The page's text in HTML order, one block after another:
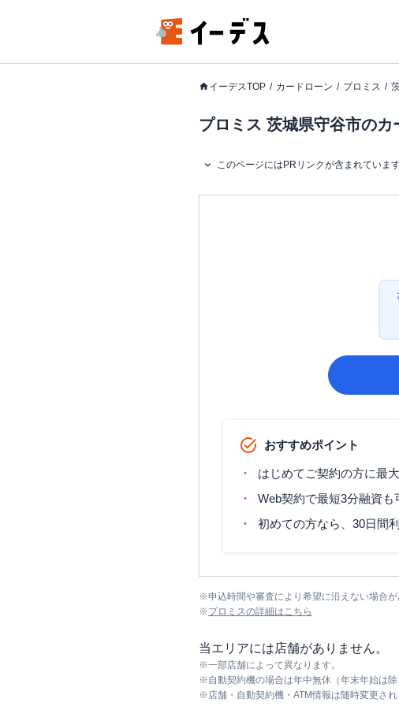
イーデスTOP カードローン プロミス
プロミス 茨城県守谷市の
このページにはPRリンクが含まれていま
おすすめポイント
はじめてご契約の方に最
Web契約で最短3分融資
初めての方なら、30日間
※申込時間や審査により希望に沿えない場合が
※プロミスの詳細はこちら
当エリアには店舗がありません。
※一部店舗によって異なります。
※自動契約機の場合は年中無休（年末年始は除
※店舗・自動契約機・ATM情報は随時変更さ